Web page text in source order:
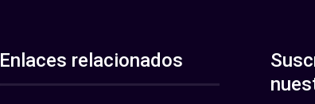
Enlaces relacionados